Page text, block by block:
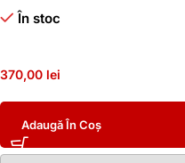
În stoc
370,00 lei
Adaugă În Coș